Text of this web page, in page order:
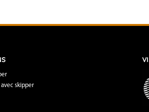
avec skipper